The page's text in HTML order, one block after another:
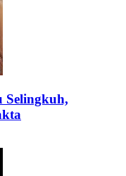
Selingkuh,